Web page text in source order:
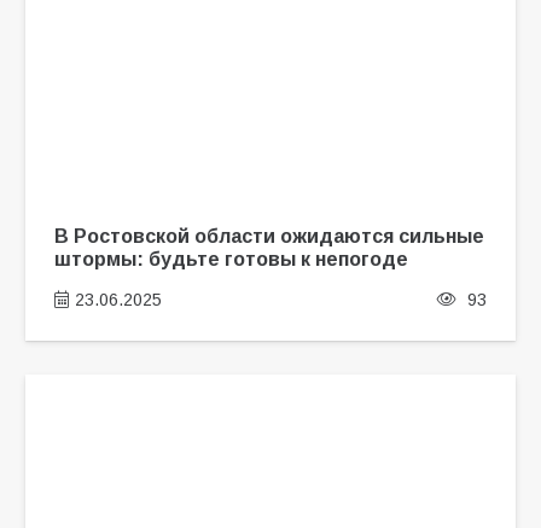
В Ростовской области ожидаются сильные
штормы: будьте готовы к непогоде
23.06.2025 93